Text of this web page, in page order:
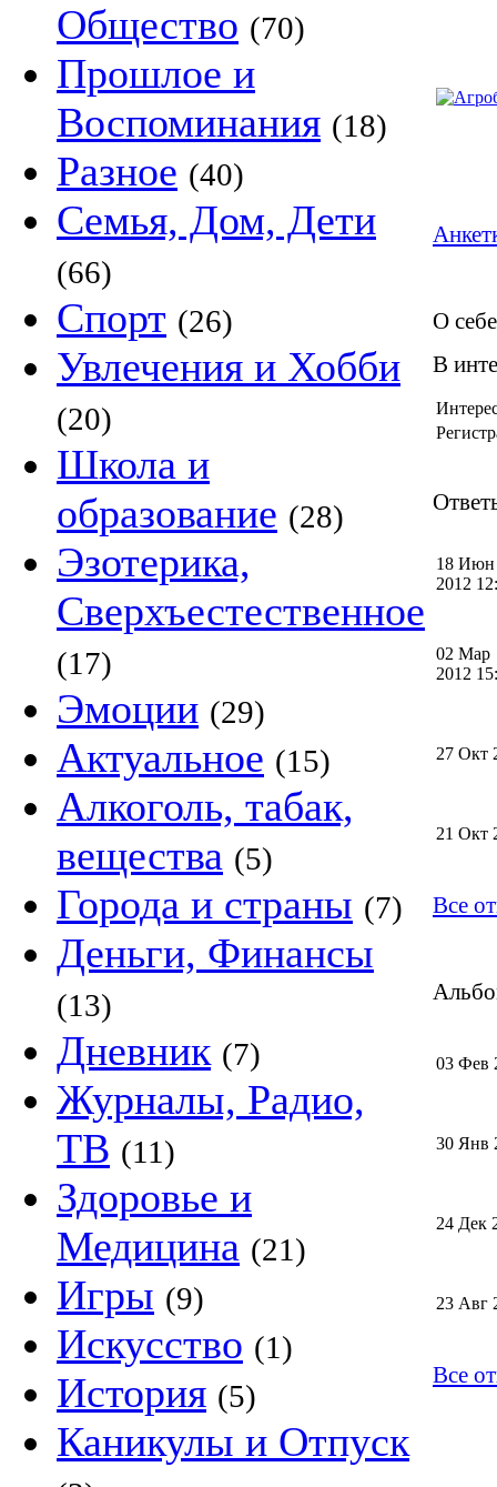
Общество (70)
Прошлое и
Воспоминания (18)
Разное (40)
Семья, Дом, Дети
(66)
Спорт (26)
Увлечения и Хобби
(20)
Школа и
образование (28)
Эзотерика,
Сверхъестественное
(17)
Эмоции (29)
Актуальное (15)
Алкоголь, табак,
вещества (5)
Города и страны (7)
Деньги, Финансы
(13)
Дневник (7)
Журналы, Радио,
ТВ (11)
Здоровье и
Медицина (21)
Игры (9)
Искусство (1)
История (5)
Каникулы и Отпуск
О себе
В
18 Июн
2012
02 Мар
2012
27 Окт
21 Окт
Все
03 Фев
30 Янв
24 Дек
23 Авг
Все